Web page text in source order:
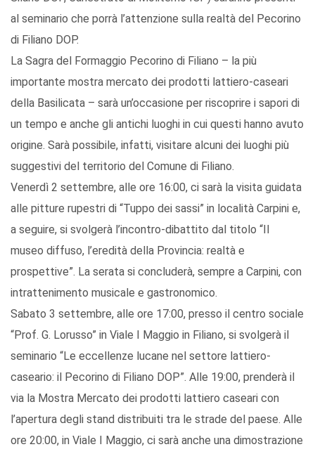
al seminario che porrà l’attenzione sulla realtà del Pecorino
di Filiano DOP.
La Sagra del Formaggio Pecorino di Filiano – la più
importante mostra mercato dei prodotti lattiero-caseari
della Basilicata – sarà un’occasione per riscoprire i sapori di
un tempo e anche gli antichi luoghi in cui questi hanno avuto
origine. Sarà possibile, infatti, visitare alcuni dei luoghi più
suggestivi del territorio del Comune di Filiano.
Venerdì 2 settembre, alle ore 16:00, ci sarà la visita guidata
alle pitture rupestri di “Tuppo dei sassi” in località Carpini e,
a seguire, si svolgerà l’incontro-dibattito dal titolo “Il
museo diffuso, l’eredità della Provincia: realtà e
prospettive”. La serata si concluderà, sempre a Carpini, con
intrattenimento musicale e gastronomico.
Sabato 3 settembre, alle ore 17:00, presso il centro sociale
“Prof. G. Lorusso” in Viale I Maggio in Filiano, si svolgerà il
seminario “Le eccellenze lucane nel settore lattiero-
caseario: il Pecorino di Filiano DOP”. Alle 19:00, prenderà il
via la Mostra Mercato dei prodotti lattiero caseari con
l’apertura degli stand distribuiti tra le strade del paese. Alle
ore 20:00, in Viale I Maggio, ci sarà anche una dimostrazione